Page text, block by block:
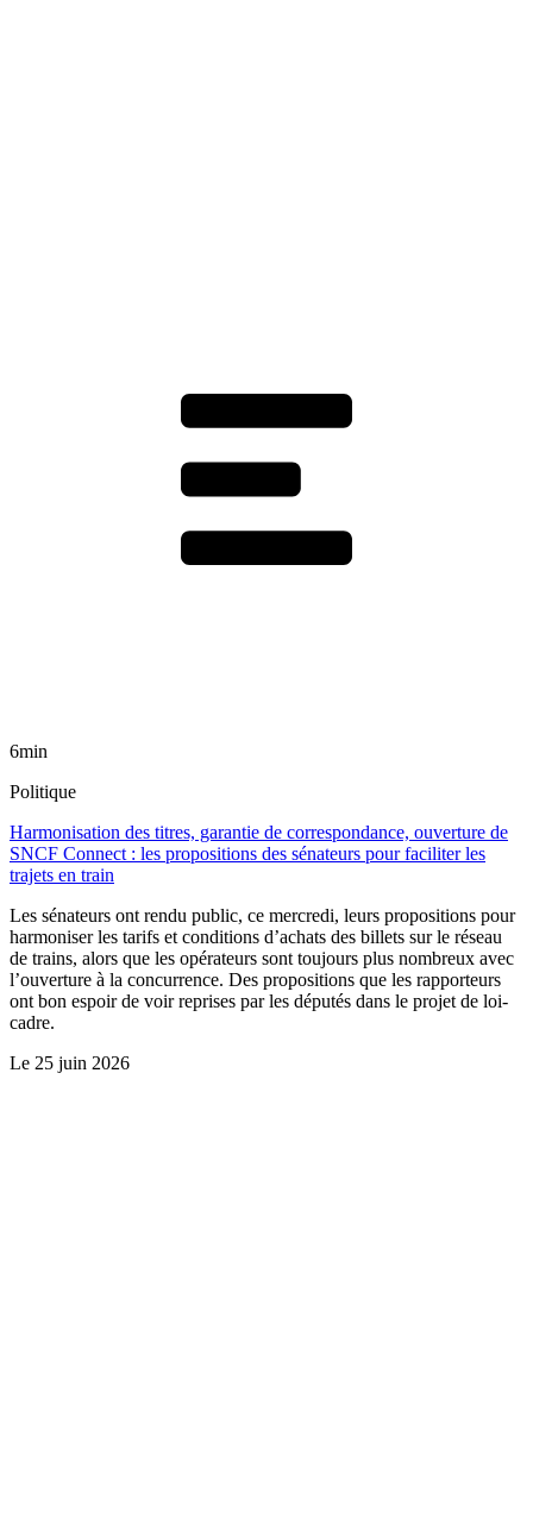
6min
Politique
Harmonisation des titres, garantie de correspondance, ouverture de
SNCF Connect : les propositions des sénateurs pour faciliter les
trajets en train
Les sénateurs ont rendu public, ce mercredi, leurs propositions pour
harmoniser les tarifs et conditions d’achats des billets sur le réseau
de trains, alors que les opérateurs sont toujours plus nombreux avec
l’ouverture à la concurrence. Des propositions que les rapporteurs
ont bon espoir de voir reprises par les députés dans le projet de loi-
cadre.
Le 25 juin 2026